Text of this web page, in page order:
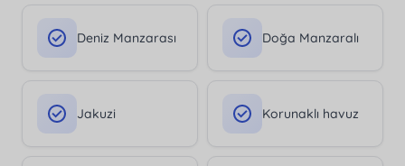
Deniz Manzarası Doğa Manzaralı
Jakuzi Korunaklı havuz